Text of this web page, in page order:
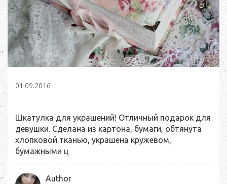
01.09.2016
Шкатулка для украшений! Отличный подарок для
девушки. Сделана из картона, бумаги, обтянута
хлопковой тканью, украшена кружевом,
бумажными ц
Author